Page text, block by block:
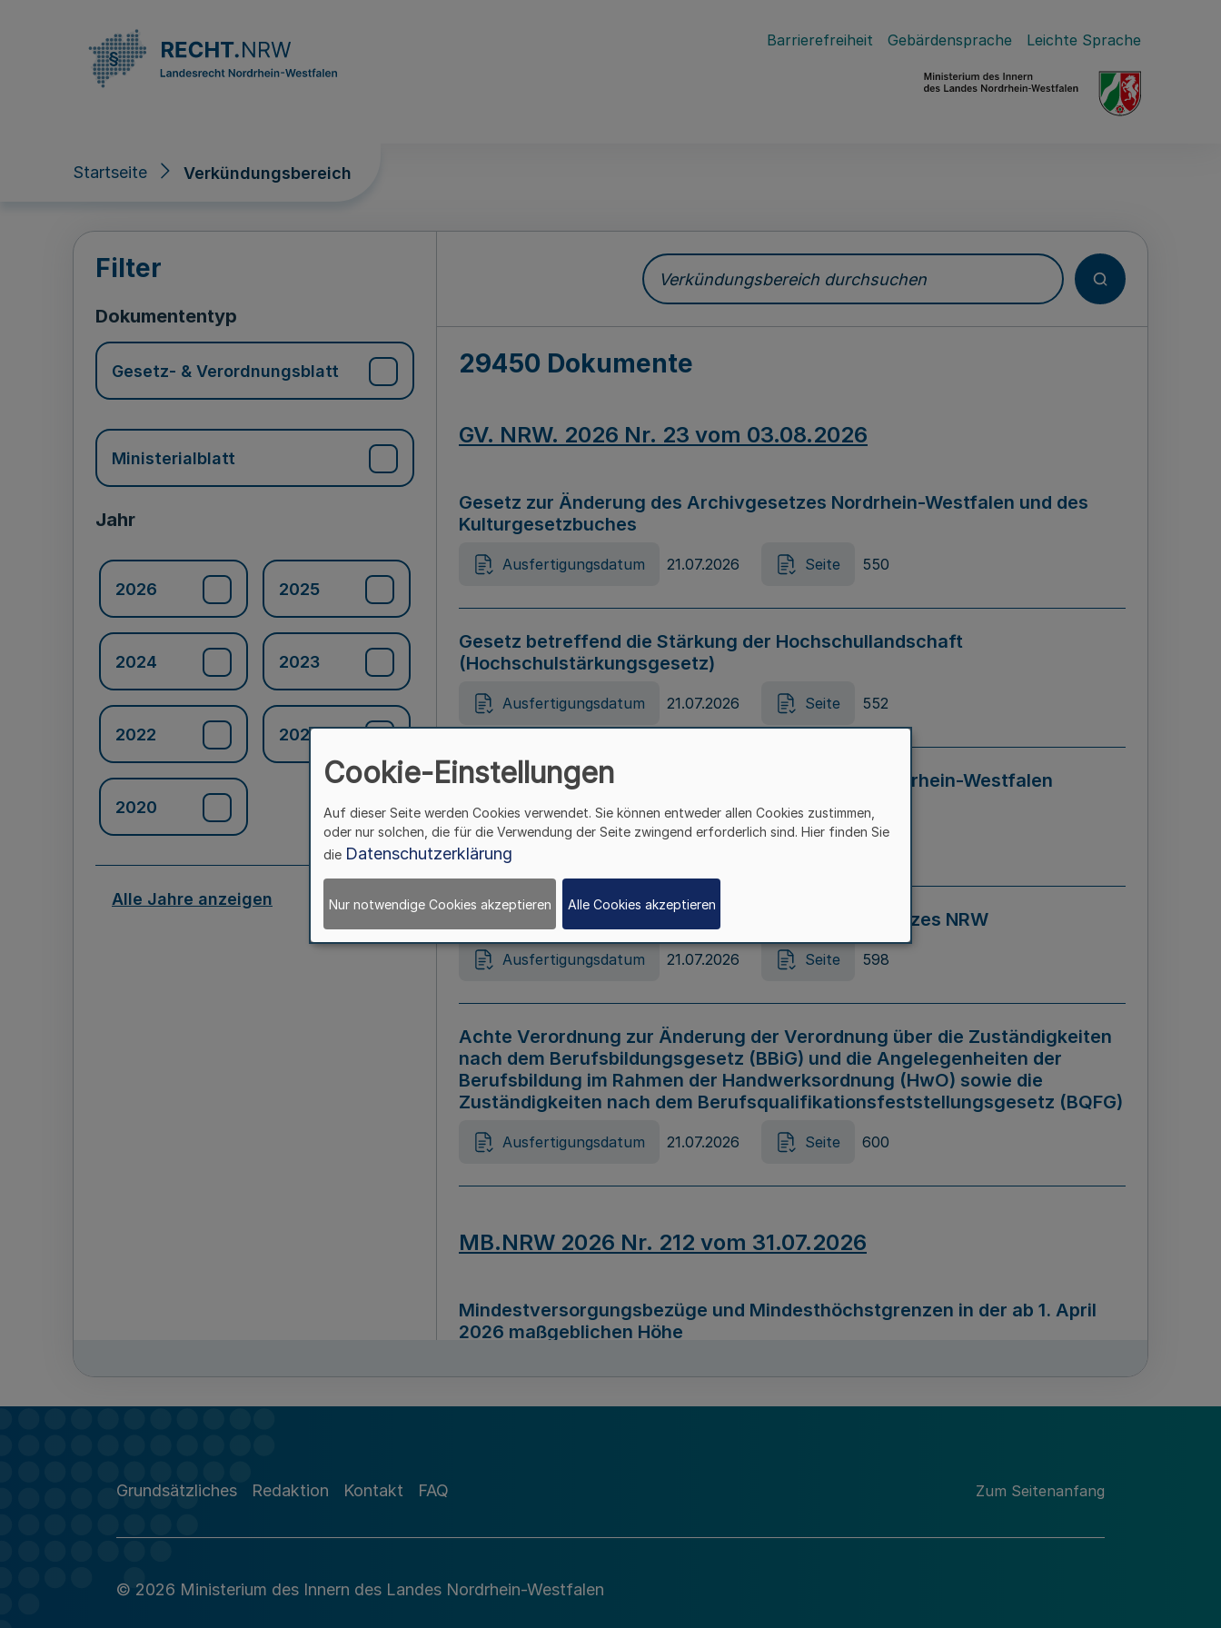
Barrierefreiheit Gebärdensprache Leichte Sprache
Startseite Verkündungsbereich
Verkündungsbereich
Filter
Dokumententyp
Gesetz- & Verordnungsblatt
Ministerialblatt
Jahr
2026 2025
2024 2023
2022 2021
2020
Alle Jahre anzeigen
Verkündungsbereich durchsuchen
29450 Dokumente
GV. NRW. 2026 Nr. 23 vom 03.08.2026
Gesetz zur Änderung des Archivgesetzes Nordrhein-Westfalen und des
Kulturgesetzbuches
Ausfertigungsdatum 21.07.2026 Seite 550
Gesetz betreffend die Stärkung der Hochschullandschaft
(Hochschulstärkungsgesetz)
Ausfertigungsdatum 21.07.2026 Seite 552
Gesetz zur Vermeidung von Diskriminierung in Nordrhein-Westfalen
(Landesantidiskriminierungsgesetz – LADG NRW)
Ausfertigungsdatum 21.07.2026 Seite 595
Gesetz zur Änderung des Online-Casinospiel Gesetzes NRW
Ausfertigungsdatum 21.07.2026 Seite 598
Achte Verordnung zur Änderung der Verordnung über die Zuständigkeiten
nach dem Berufsbildungsgesetz (BBiG) und die Angelegenheiten der
Berufsbildung im Rahmen der Handwerksordnung (HwO) sowie die
Zuständigkeiten nach dem Berufsqualifikationsfeststellungsgesetz (BQFG)
Ausfertigungsdatum 21.07.2026 Seite 600
MB.NRW 2026 Nr. 212 vom 31.07.2026
Mindestversorgungsbezüge und Mindesthöchstgrenzen in der ab 1. April
2026 maßgeblichen Höhe
Richtlinie zur Durchführung des Förderprogramms „Mittelstand Innovativ &
Grundsätzliches Redaktion Kontakt FAQ Zum Seitenanfang
© 2026 Ministerium des Innern des Landes Nordrhein-Westfalen
Cookie-Einstellungen
Auf dieser Seite werden Cookies verwendet. Sie können entweder allen Cookies zustimmen,
oder nur solchen, die für die Verwendung der Seite zwingend erforderlich sind. Hier finden Sie
die Datenschutzerklärung
Nur notwendige Cookies akzeptieren Alle Cookies akzeptieren